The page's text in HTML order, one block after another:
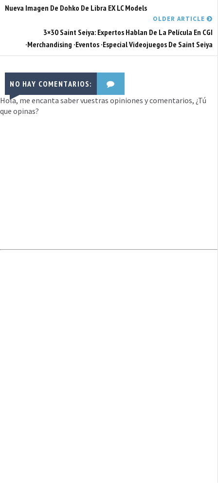
Nueva Imagen De Dohko De Libra EX LC Models
OLDER ARTICLE
3×30 Saint Seiya: Expertos Hablan De La Película En CGI
·Merchandising ·Eventos ·Especial Videojuegos De Saint Seiya
NO HAY COMENTARIOS:
Hola, me encanta saber vuestras opiniones y comentarios, ¿Tú
que opinas?